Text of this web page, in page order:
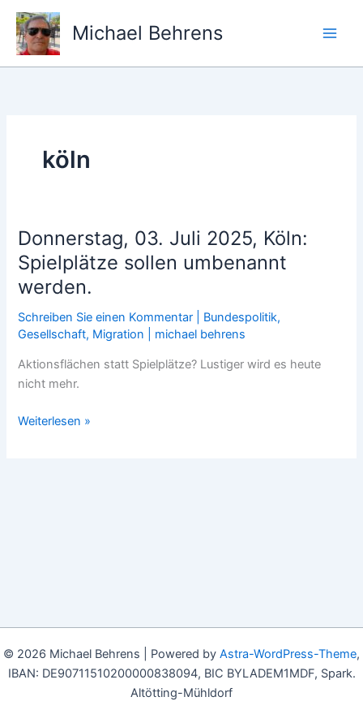
Zum
Inhalt
springen
Michael Behrens
köln
Donnerstag, 03. Juli 2025, Köln:
Spielplätze sollen umbenannt
werden.
Schreiben Sie einen Kommentar Bundespolitik,
Gesellschaft, Migration michael behrens
Aktionsflächen statt Spielplätze? Lustiger wird es heute
nicht mehr.
Donnerstag,
Weiterlesen »
© 2026 Michael Behrens | Powered by Astra-WordPress-Theme,
IBAN: DE90711510200000838094, BIC BYLADEM1MDF, Spark.
Altötting-Mühldorf